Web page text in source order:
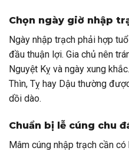
Chọn ngày giờ nhập
Ngày nhập trạch phải hợp
đầu thuận lợi. Gia chủ nên
Nguyệt Kỵ và ngày xung
Thìn, Tỵ hay Dậu thường
dồi dào.
Chuẩn bị lễ cúng chu
Mâm cúng nhập trạch cần